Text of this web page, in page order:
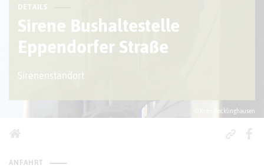
© Kreis Recklinghausen
DETAILS
Sirene Bushaltestelle
Eppendorfer Straße
Sirenenstandort
ANFAHRT